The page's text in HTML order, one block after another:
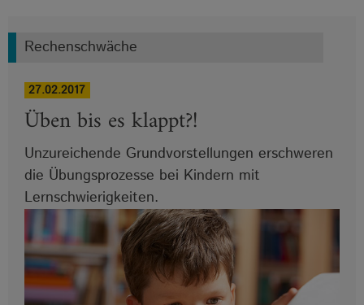
Rechenschwäche
27.02.2017
Üben bis es klappt?!
Unzureichende Grundvorstellungen erschweren
die Übungsprozesse bei Kindern mit
Lernschwierigkeiten.